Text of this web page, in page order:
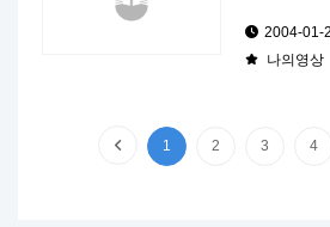
2004-01-
나의영상
1 2 3 4